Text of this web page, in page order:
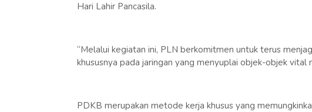
Hari Lahir Pancasila.
“Melalui kegiatan ini, PLN berkomitmen untuk terus
khususnya pada jaringan yang menyuplai objek-objek vital
PDKB merupakan metode kerja khusus yang